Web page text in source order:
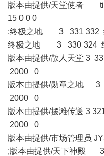
版本由提供/天堂使者
15 0 0 0
;终极之地 3 331 332
终极之地 3 330 324
版本由提供/散人天堂 3
2000 0
版本由提供/勋章之地 3
2000 0
版本由提供/摆滩传送 3
2000 0
版本由提供/市场管理员
;版本由提供/天下神殿